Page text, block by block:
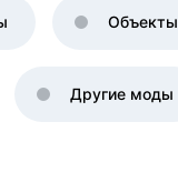
Объекты
Другие моды